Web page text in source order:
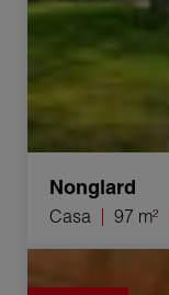
Nonglard
Casa 97 m²